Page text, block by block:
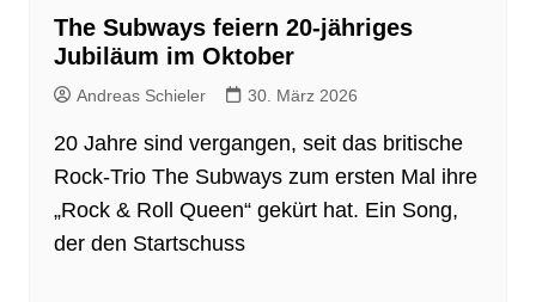
The Subways feiern 20-jähriges
Jubiläum im Oktober
Andreas Schieler 30. März 2026
20 Jahre sind vergangen, seit das britische
Rock-Trio The Subways zum ersten Mal ihre
„Rock & Roll Queen“ gekürt hat. Ein Song,
der den Startschuss